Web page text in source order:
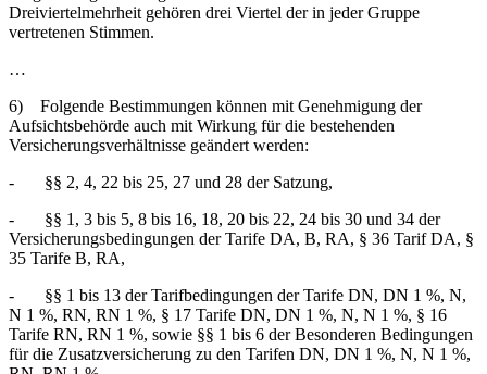
Dreiviertelmehrheit gehören drei Viertel der in jeder Gruppe
vertretenen Stimmen.
…
6) Folgende Bestimmungen können mit Genehmigung der
Aufsichtsbehörde auch mit Wirkung für die bestehenden
Versicherungsverhältnisse geändert werden:
- §§ 2, 4, 22 bis 25, 27 und 28 der Satzung,
- §§ 1, 3 bis 5, 8 bis 16, 18, 20 bis 22, 24 bis 30 und 34 der
Versicherungsbedingungen der Tarife DA, B, RA, § 36 Tarif DA, §
35 Tarife B, RA,
- §§ 1 bis 13 der Tarifbedingungen der Tarife DN, DN 1 %, N,
N 1 %, RN, RN 1 %, § 17 Tarife DN, DN 1 %, N, N 1 %, § 16
Tarife RN, RN 1 %, sowie §§ 1 bis 6 der Besonderen Bedingungen
für die Zusatzversicherung zu den Tarifen DN, DN 1 %, N, N 1 %,